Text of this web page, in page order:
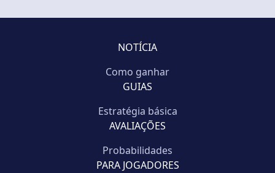
NOTÍCIA
Como ganhar
GUIAS
Estratégia básica
AVALIAÇÕES
Probabilidades
PARA JOGADORES